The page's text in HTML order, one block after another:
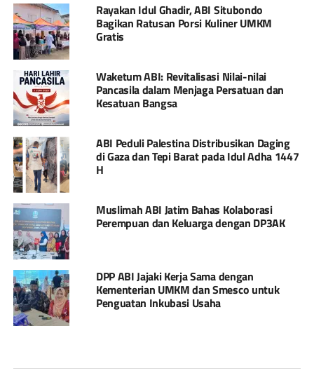
Rayakan Idul Ghadir, ABI Situbondo
Bagikan Ratusan Porsi Kuliner UMKM
Gratis
Waketum ABI: Revitalisasi Nilai-nilai
Pancasila dalam Menjaga Persatuan dan
Kesatuan Bangsa
ABI Peduli Palestina Distribusikan Daging
di Gaza dan Tepi Barat pada Idul Adha 1447
H
Muslimah ABI Jatim Bahas Kolaborasi
Perempuan dan Keluarga dengan DP3AK
DPP ABI Jajaki Kerja Sama dengan
Kementerian UMKM dan Smesco untuk
Penguatan Inkubasi Usaha